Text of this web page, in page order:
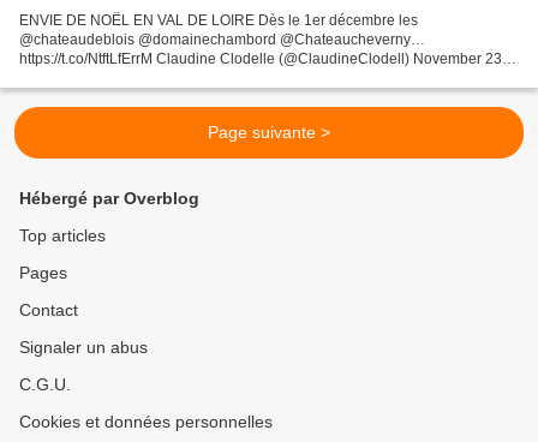
ENVIE DE NOËL EN VAL DE LOIRE Dès le 1er décembre les
@chateaudeblois @domainechambord @Chateaucheverny…
https://t.co/NtftLfErrM Claudine Clodelle (@ClaudineClodell) November 23,
Page suivante >
Hébergé par Overblog
Top articles
Pages
Contact
Signaler un abus
C.G.U.
Cookies et données personnelles